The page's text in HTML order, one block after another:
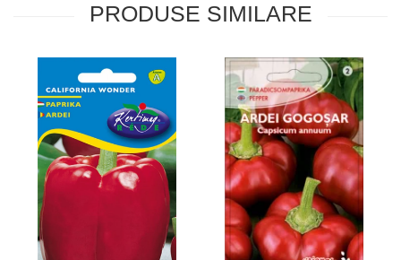
PRODUSE SIMILARE